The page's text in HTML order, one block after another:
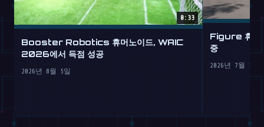
0:33
Booster Robotics 휴머노이드, WAIC
2026에서 득점 성공
2026년 8월 5일
Figure 휴머
중
2026년 7월 30일